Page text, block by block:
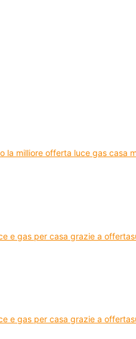
la milliore offerta luce gas casa
e gas per casa grazie a
e gas per casa grazie a